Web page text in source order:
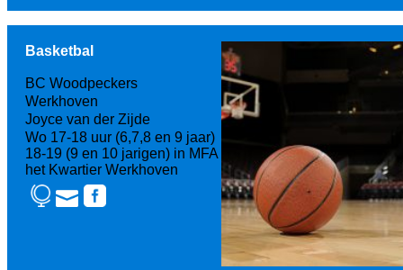
Basketbal
BC Woodpeckers
Werkhoven
Joyce van der Zijde
Wo 17-18 uur (6,7,8 en 9 jaar)
18-19 (9 en 10 jarigen) in MFA
het Kwartier Werkhoven